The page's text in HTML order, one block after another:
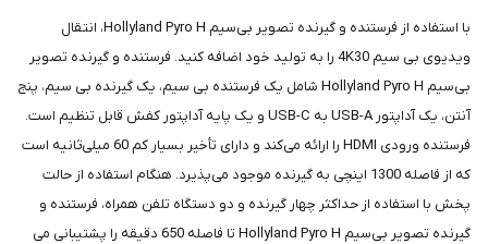
با استفاده از فرستنده و گیرنده تصویر بی‌سیم Hollyland Pyro H، انتقال
ویدیوی بی سیم 4K30 را به تولید خود اضافه کنید. فرستنده و گیرنده تصویر
بی‌سیم Hollyland Pyro H شامل یک فرستنده بی سیم، یک گیرنده بی سیم، پنج
آنتن، یک آداپتور USB-A به USB-C و یک پایه آداپتور کفش قابل تنظیم است.
فرستنده ورودی HDMI را ارائه می‌کند و دارای تأخیر بسیار کم 60 میلی‌ثانیه است
که از فاصله 1300 اینچی به گیرنده موجود می‌پذیرد. هنگام استفاده از حالت
پخش با استفاده از حداکثر چهار گیرنده و دو دستگاه تلفن همراه، فرستنده و
گیرنده تصویر بی‌سیم Hollyland Pyro H تا فاصله 650 دقیقه را پشتیبانی می